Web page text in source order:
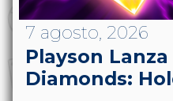
7 agosto, 2026
Playson
Diamonds: